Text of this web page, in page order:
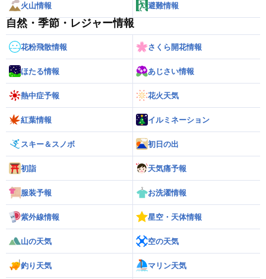
火山情報 避難情報
自然・季節・レジャー情報
花粉飛散情報 さくら開花情報
ほたる情報 あじさい情報
熱中症予報 花火天気
紅葉情報 イルミネーション
スキー＆スノボ 初日の出
初詣 天気痛予報
服装予報 お洗濯情報
紫外線情報 星空・天体情報
山の天気 空の天気
釣り天気 マリン天気